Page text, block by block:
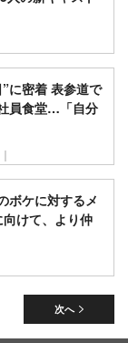
に密着 表参道で
員食堂…「自分
ボケに対するメ
けて、より仲
次へ